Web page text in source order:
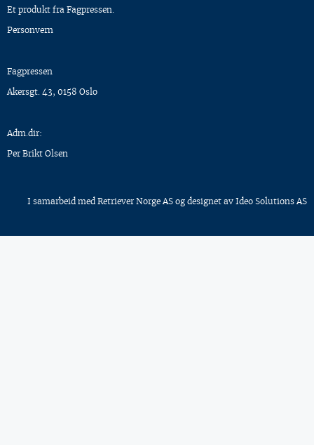
Et produkt fra Fagpressen.
Personvern
Fagpressen
Akersgt. 43, 0158 Oslo
Adm.dir:
Per Brikt Olsen
I samarbeid med Retriever Norge AS og designet av Ideo Solutions AS